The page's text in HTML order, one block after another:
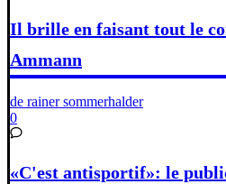
Il brille en faisant tout le
Ammann
de rainer sommerhalder
0
«C'est antisportif»: le